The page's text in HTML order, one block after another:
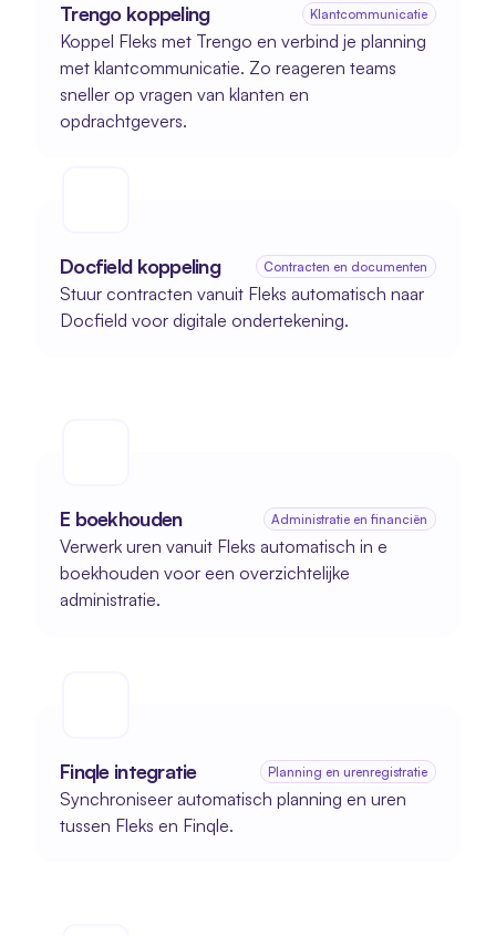
Trengo koppeling Klantcommunicatie
Koppel Fleks met Trengo en verbind je planning
met klantcommunicatie. Zo reageren teams
sneller op vragen van klanten en
opdrachtgevers.
Docfield koppeling Contracten en documenten
Stuur contracten vanuit Fleks automatisch naar
Docfield voor digitale ondertekening.
E boekhouden Administratie en financiën
Verwerk uren vanuit Fleks automatisch in e
boekhouden voor een overzichtelijke
administratie.
Finqle integratie Planning en urenregistratie
Synchroniseer automatisch planning en uren
tussen Fleks en Finqle.